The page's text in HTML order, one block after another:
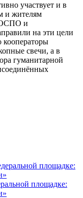
участвует и в
и жителям
и
на эти цели
кооператоры
свечи, а в
гуманитарной
площадке: